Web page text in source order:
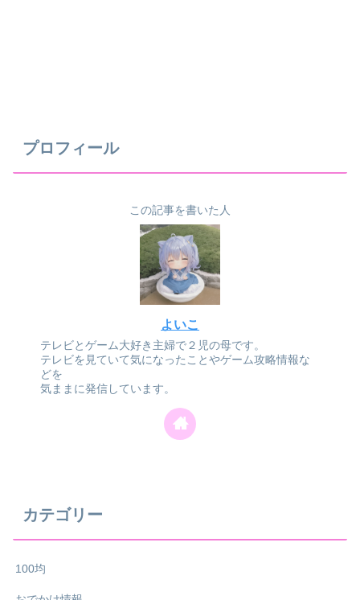
プロフィール
この記事を書いた人
よいこ
テレビとゲーム大好き主婦で２児の母です。
テレビを見ていて気になったことやゲーム攻略情報な
どを
気ままに発信しています。
カテゴリー
100均